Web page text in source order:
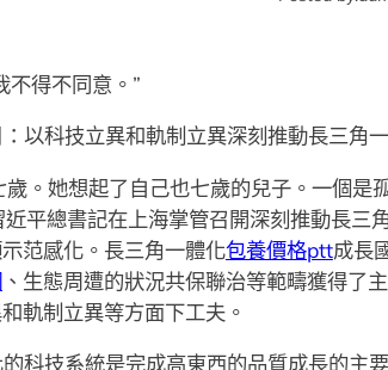
不得不同意。”
以科技立異和軌制立異深刻推動長三角
歲。她想起了自己也七歲的兒子。一個是
平總書記在上海掌管召開深刻推動長三
范感化。長三角一體化包養價格ptt成長
、生態周遭的狀況共保聯治等範疇獲得了
軌制立異等方面下工夫。
科技系統是完成高東西的品質成長的主